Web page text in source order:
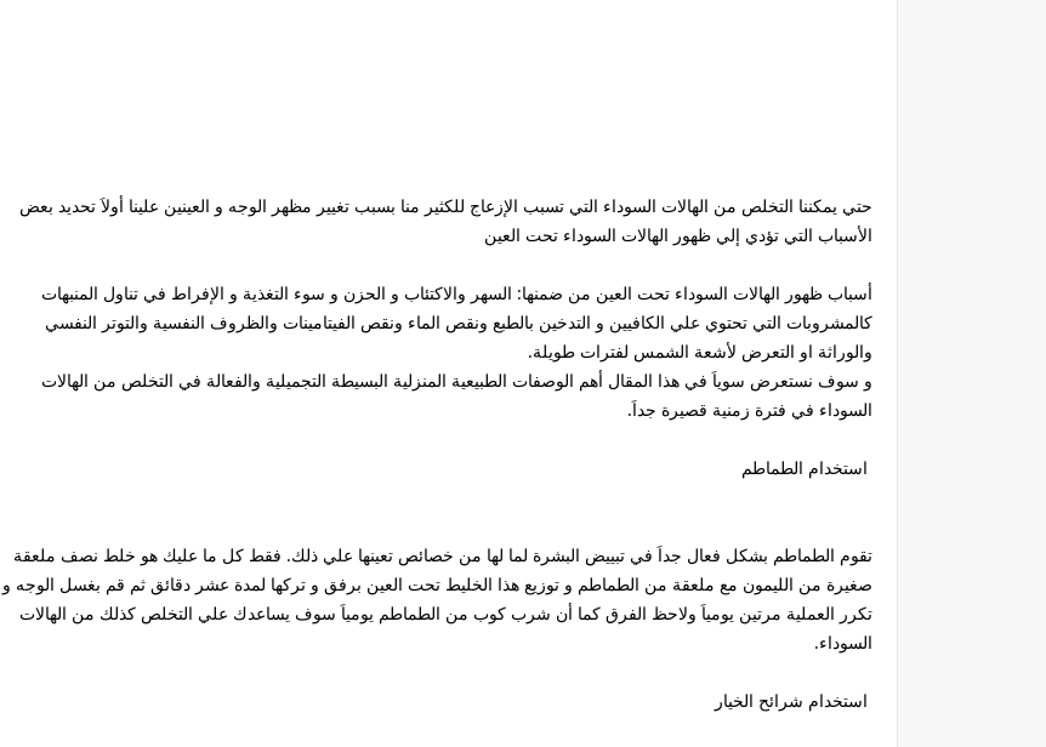
حتي يمكننا التخلص من الهالات السوداء التي تسبب الإزعاج للكثير منا بسبب تغيير مظهر الوجه و العينين علينا أولاَ تحديد بعض
الأسباب التي تؤدي إلي ظهور الهالات السوداء تحت العين
أسباب ظهور الهالات السوداء تحت العين من ضمنها: السهر والاكتئاب و الحزن و سوء التغذية و الإفراط في تناول المنبهات
كالمشروبات التي تحتوي علي الكافيين و التدخين بالطبع ونقص الماء ونقص الفيتامينات والظروف النفسية والتوتر النفسي
والوراثة او التعرض لأشعة الشمس لفترات طويلة.
و سوف نستعرض سوياَ في هذا المقال أهم الوصفات الطبيعية المنزلية البسيطة التجميلية والفعالة في التخلص من الهالات
السوداء في فترة زمنية قصيرة جداَ.
استخدام الطماطم
تقوم الطماطم بشكل فعال جداَ في تبييض البشرة لما لها من خصائص تعينها علي ذلك. فقط كل ما عليك هو خلط نصف ملعقة
صغيرة من الليمون مع ملعقة من الطماطم و توزيع هذا الخليط تحت العين برفق و تركها لمدة عشر دقائق ثم قم بغسل الوجه و
تكرر العملية مرتين يومياَ ولاحظ الفرق كما أن شرب كوب من الطماطم يومياَ سوف يساعدك علي التخلص كذلك من الهالات
السوداء.
استخدام شرائح الخيار